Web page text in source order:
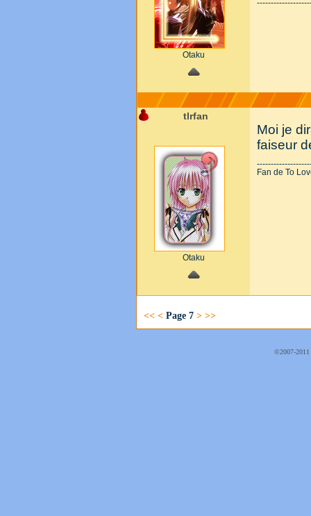
Otaku
tlrfan
Otaku
Moi je
faiseur
Fan de To
<< < Page 7 > >>
©2007-